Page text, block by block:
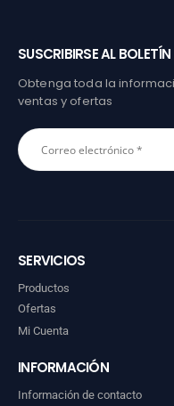
SUSCRIBIRSE AL BOLETÍN
Obtenga toda la
ventas y ofertas
SERVICIOS
Productos
Ofertas
Mi Cuenta
INFORMACIÓN
Información de contacto